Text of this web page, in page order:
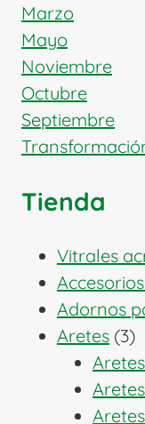
Marzo
Mayo
Noviembre
Octubre
Septiembre
Tienda
Vitrales
Adornos
Aretes 33